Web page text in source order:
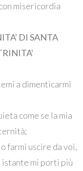
misericordia
DI SANTA
a dimenticarmi
come se la mia
farmi uscire da voi,
istante mi porti più